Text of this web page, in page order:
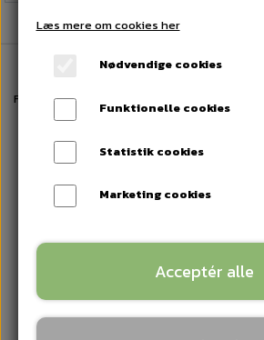
Forside AFTØRRINGSPAPIR
Læs mere om cookies her
Nødvendige cookies
Funktionelle cookies
Statistik cookies
Marketing cookies
Acceptér alle